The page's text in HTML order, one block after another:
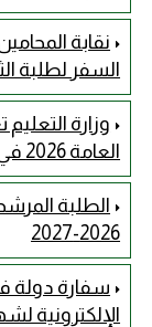
نقابة
السفر لطلبة
وزارة التعليم
العامة 2026 في الجامعات الفلسطينية
الطلبة
2026-2027
سفارة دولة
الإلكترونية